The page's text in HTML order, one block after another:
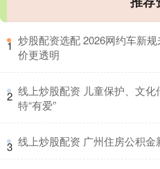
1 炒股配资选配 2026网约车新
价更透明
2 线上炒股配资 儿童保护、文
特“有爱”
3 线上炒股配资 广州住房公积